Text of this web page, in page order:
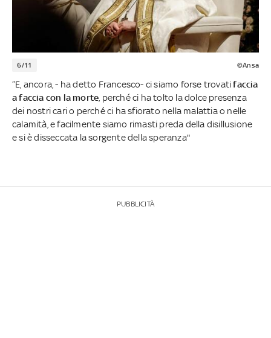
6/11 ©Ansa
“E, ancora, - ha detto Francesco- ci siamo forse trovatifaccia
a faccia con la morte , perché ci ha tolto la dolce presenza
dei nostri cari o perché ci ha sfiorato nella malattia o nelle
calamità, e facilmente siamo rimasti preda della disillusione
e si è disseccata la sorgente della speranza"
PUBBLICITÀ